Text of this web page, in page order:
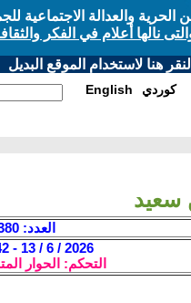
والعدالة الاجتماعية
نالها أعلام في الفكر
هنا لاستخدام الموقع البديل
English كوردي
سعيد
العدد: 893380
2026 / 6 / 13 - 18:42
التحكم: الحوار